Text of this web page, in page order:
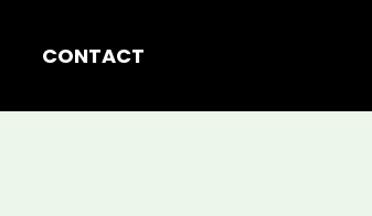
CONTACT